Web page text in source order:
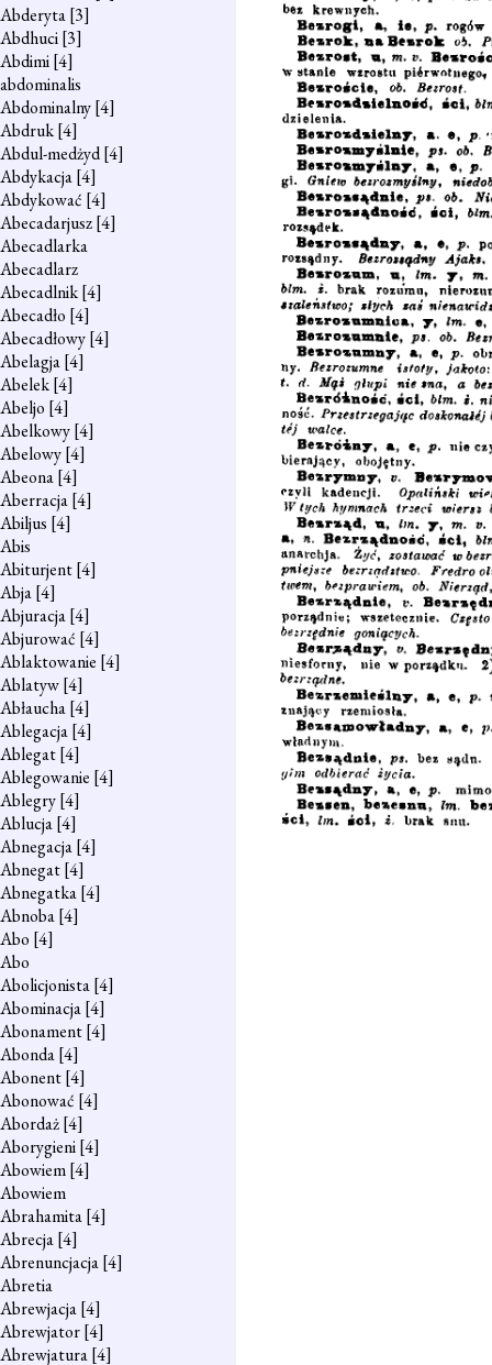
Abderyta[3]
Abdhuci[3]
Abdimi[4]
abdominalis
Abdominalny[4]
Abdruk[4]
Abdul-medżyd[4]
Abdykacja[4]
Abdykować [4]
Abecadarjusz[4]
Abecadlarka
Abecadlarz
Abecadlnik[4]
Abecadło [4]
Abecadłowy[4]
Abelagja[4]
Abelek[4]
Abeljo [4]
Abelkowy[4]
Abelowy[4]
Abeona[4]
Aberracja[4]
Abiljus [4]
Abis
Abiturjent[4]
Abja[4]
Abjuracja[4]
Abjurować [4]
Ablaktowanie [4]
Ablatyw[4]
Abłaucha[4]
Ablegacja[4]
Ablegat[4]
Ablegowanie [4]
Ablegry[4]
Ablucja[4]
Abnegacja[4]
Abnegat[4]
Abnegatka[4]
Abnoba[4]
Abo [4]
Abo
Abolicjonista[4]
Abominacja[4]
Abonament[4]
Abonda[4]
Abonent[4]
Abonować [4]
Abordaż[4]
Aborygieni[4]
Abowiem[4]
Abowiem
Abrahamita[4]
Abrecja[4]
Abrenuncjacja[4]
Abretia
Abrewjacja[4]
Abrewjator[4]
Abrewjatura[4]